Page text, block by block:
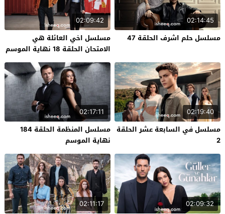
02:14:45
مسلسل حلم اشرف الحلقة 47
02:09:42
مسلسل اخي العائلة هي
الامتحان الحلقة 18 نهاية الموسم
02:19:40
مسلسل في السابعة عشر الحلقة
2
02:17:11
مسلسل المنظمة الحلقة 184
نهاية الموسم
02:09:32
02:11:17